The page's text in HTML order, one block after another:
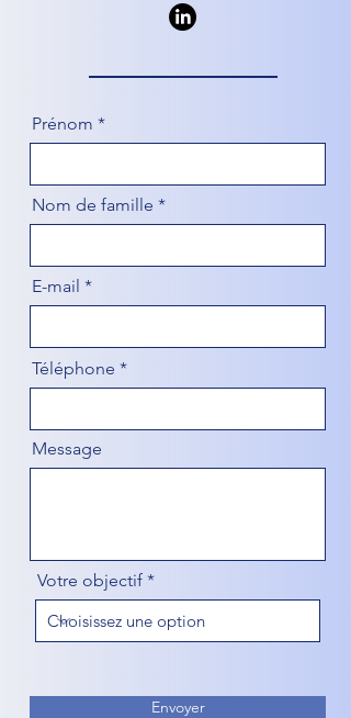
Prénom
Nom de famille
E-mail
Téléphone
Message
Votre objectif
Envoyer